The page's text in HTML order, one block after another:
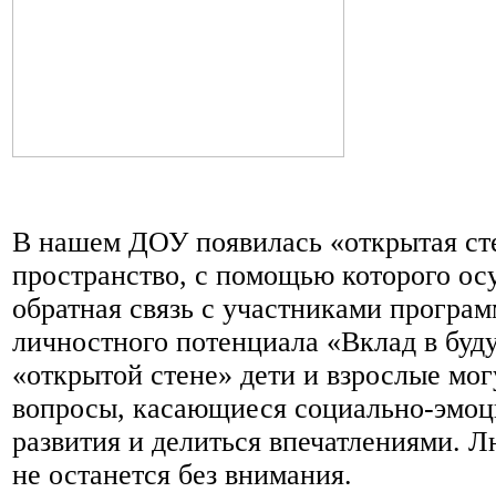
В нашем ДОУ появилась «открытая
пространство, с помощью которого
обратная связь с участниками
личностного потенциала «Вклад в
«открытой стене» дети и взрослые
вопросы, касающиеся социально-
развития и делиться впечатлениями.
не останется без внимания.